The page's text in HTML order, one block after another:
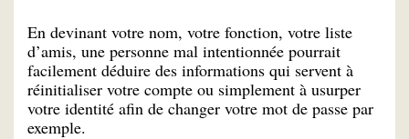
En devinant votre nom, votre fonction, votre liste
d’amis, une personne mal intentionnée pourrait
facilement déduire des informations qui servent à
réinitialiser votre compte ou simplement à usurper
votre identité afin de changer votre mot de passe par
exemple.